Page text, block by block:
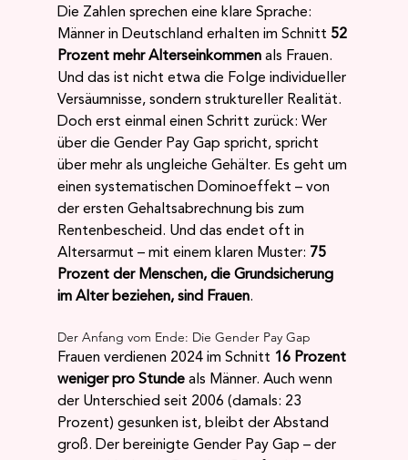
Die Zahlen sprechen eine klare Sprache:
Männer in Deutschland erhalten im Schnitt 52
Prozent mehr Alterseinkommen als Frauen.
Und das ist nicht etwa die Folge individueller
Versäumnisse, sondern struktureller Realität.
Doch erst einmal einen Schritt zurück: Wer
über die Gender Pay Gap spricht, spricht
über mehr als ungleiche Gehälter. Es geht um
einen systematischen Dominoeffekt – von
der ersten Gehaltsabrechnung bis zum
Rentenbescheid. Und das endet oft in
Altersarmut – mit einem klaren Muster: 75
Prozent der Menschen, die Grundsicherung
im Alter beziehen, sind Frauen.
Der Anfang vom Ende: Die Gender Pay Gap
Frauen verdienen 2024 im Schnitt 16 Prozent
weniger pro Stunde als Männer. Auch wenn
der Unterschied seit 2006 (damals: 23
Prozent) gesunken ist, bleibt der Abstand
groß. Der bereinigte Gender Pay Gap – der